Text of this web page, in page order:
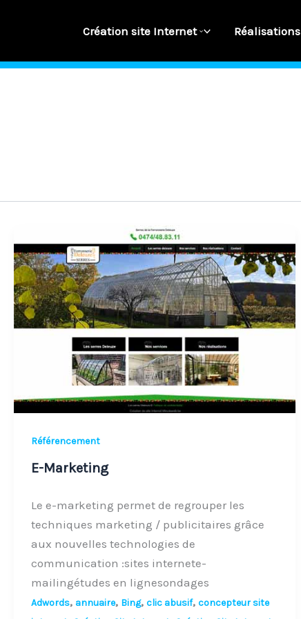
Création site Internet Réalisations
Référencement
E-Marketing
Le e-marketing permet de regrouper les
techniques marketing / publicitaires grâce
aux nouvelles technologies de
communication :sites internete-
mailingétudes en lignesondages
Adwords,annuaire, Bing,clic abusif,concepteur site
Marketing